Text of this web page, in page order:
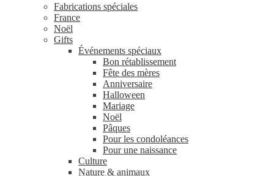
Fabrications spéciales
France
Noël
Gifts
Événements spéciaux
Bon rétablissement
Fête des mères
Anniversaire
Halloween
Mariage
Noël
Pâques
Pour les condoléances
Pour une naissance
Culture
Nature & animaux